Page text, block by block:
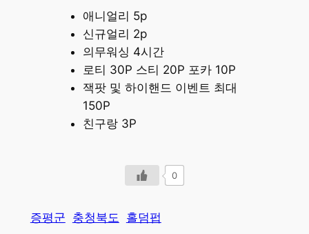
애니얼리 5p
신규얼리 2p
의무워싱 4시간
로티 30P 스티 20P 포카 10P
잭팟 및 하이핸드 이벤트 최대
150P
친구랑 3P
0
증평군 충청북도 홀덤펍